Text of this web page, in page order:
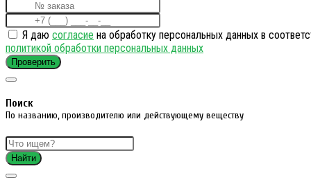
Я даю согласие на обработку персональных данных в
политикой обработки персональных данных
Проверить
Поиск
По названию, производителю или действующему веществу
Найти